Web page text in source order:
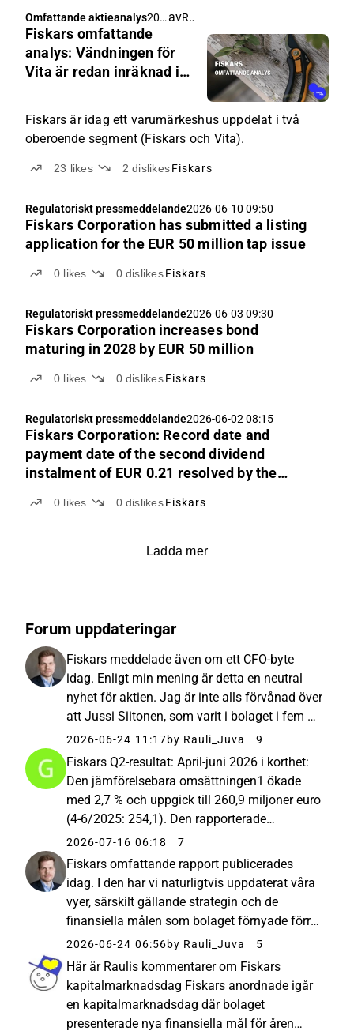
Omfattande aktieanalys202
6-
06-
04:3
av Rauli Juva
Fiskars omfattande
analys: Vändningen för
Vita är redan inräknad i
Fiskars är idag ett varumärkeshus uppdelat i två
oberoende segment (Fiskars och Vita).
23 likes 2dislikesFiskars
Regulatoriskt pressmeddelande2026-06-10 09:50
Fiskars Corporation has submitted a listing
application for the EUR 50 million tap issue
0 likes 0 dislikes Fiskars
Regulatoriskt pressmeddelande2026-06-03 09:30
Fiskars Corporation increases bond
maturing in 2028 by EUR 50 million
0 likes 0 dislikes Fiskars
Regulatoriskt pressmeddelande2026-06-02 08:15
Fiskars Corporation: Record date and
payment date of the second dividend
instalment of EUR 0.21 resolved by the
0 likes 0 dislikes Fiskars
Ladda mer
Forum uppdateringar
Fiskars meddelade även om ett CFO-byte
idag. Enligt min mening är detta en neutral
nyhet för aktien. Jag är inte alls förvånad över
att Jussi Siitonen, som varit i bolaget i fem år,
lämnar. Han kom in för att driva
tillväxtstrategin för ett integrerat
konsumentbolag, men under de...
2026-06-24 11:17by Rauli_Juva 9
Fiskars Q2-resultat: April-juni 2026 i korthet:
Den jämförelsebara omsättningen1 ökade
med 2,7 % och uppgick till 260,9 miljoner euro
(4-6/2025: 254,1). Den rapporterade
omsättningen ökade med 1,0 %. Det
jämförelsebara EBIT2 ökade till 7,7 miljoner
euro (3,0), och uppgick till 3,...
2026-07-16 06:18 7
Fiskars omfattande rapport publicerades
idag. I den har vi naturligtvis uppdaterat våra
vyer, särskilt gällande strategin och de
finansiella målen som bolaget förnyade förra
månaden. Rekommendationen förblir sälj, då
värderingen enligt vår mening redan prissätter
en framgångsrik ...
2026-06-24 06:56by Rauli_Juva 5
Här är Raulis kommentarer om Fiskars
kapitalmarknadsdag Fiskars anordnade igår
en kapitalmarknadsdag där bolaget
presenterade nya finansiella mål för åren